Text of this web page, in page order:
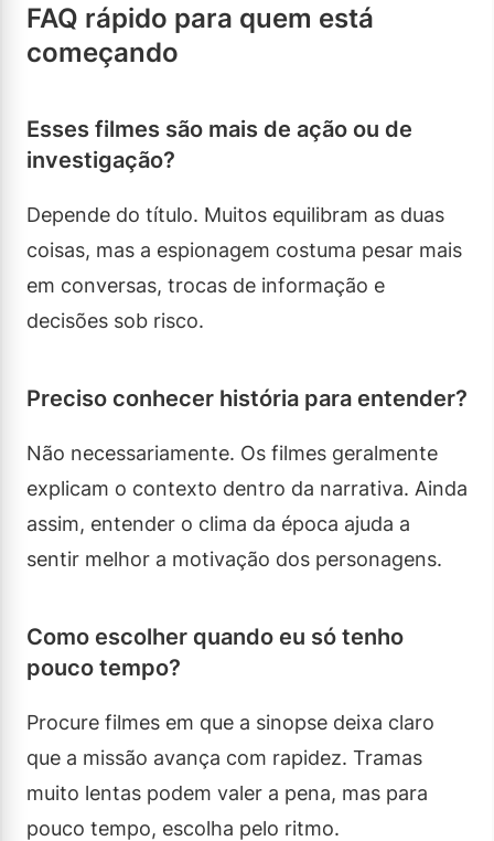
FAQ rápido para quem está
começando
Esses filmes são mais de ação ou de
investigação?
Depende do título. Muitos equilibram as duas
coisas, mas a espionagem costuma pesar mais
em conversas, trocas de informação e
decisões sob risco.
Preciso conhecer história para entender?
Não necessariamente. Os filmes geralmente
explicam o contexto dentro da narrativa. Ainda
assim, entender o clima da época ajuda a
sentir melhor a motivação dos personagens.
Como escolher quando eu só tenho
pouco tempo?
Procure filmes em que a sinopse deixa claro
que a missão avança com rapidez. Tramas
muito lentas podem valer a pena, mas para
pouco tempo, escolha pelo ritmo.